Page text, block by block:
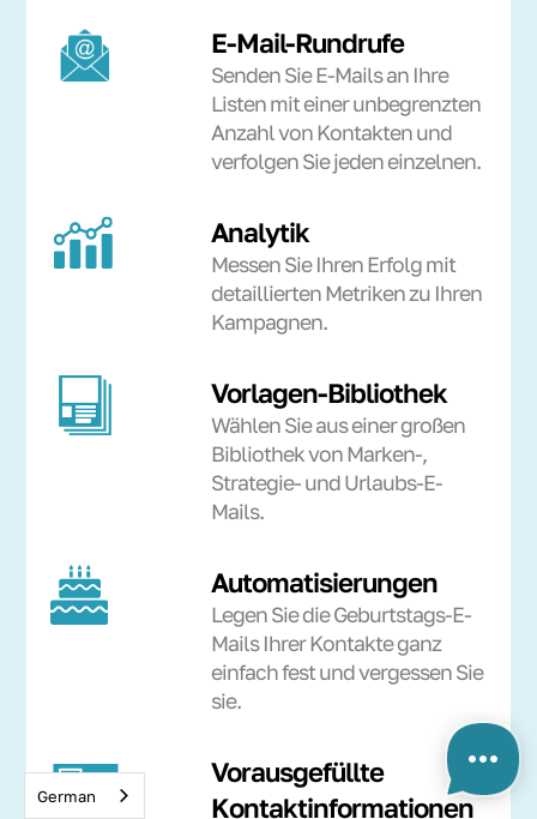
E-Mail-Rundrufe
Senden Sie E-Mails an Ihre
Listen mit einer unbegrenzten
Anzahl von Kontakten und
verfolgen Sie jeden einzelnen.
Analytik
Messen Sie Ihren Erfolg mit
detaillierten Metriken zu Ihren
Kampagnen.
Vorlagen-Bibliothek
Wählen Sie aus einer großen
Bibliothek von Marken-,
Strategie- und Urlaubs-E-
Mails.
Automatisierungen
Legen Sie die Geburtstags-E-
Mails Ihrer Kontakte ganz
einfach fest und vergessen Sie
sie.
Vorausgefüllte
Kontaktinformationen
German